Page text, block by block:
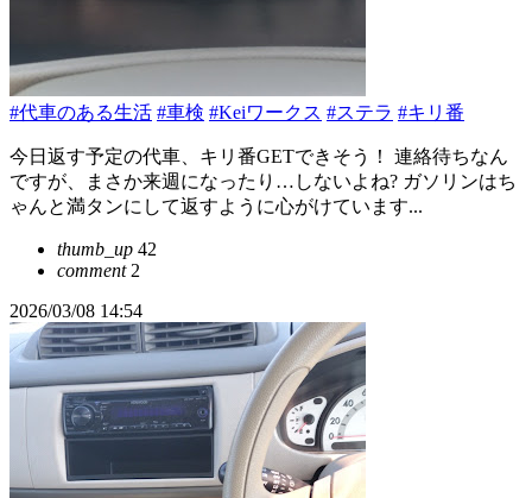
#代車のある生活 #車検 #Keiワークス #ステラ #キリ番
今日返す予定の代車、キリ番GETできそう！ 連絡待ちなん
ですが、まさか来週になったり…しないよね? ガソリンはち
ゃんと満タンにして返すように心がけています...
thumb_up 42
comment2
2026/03/08 14:54